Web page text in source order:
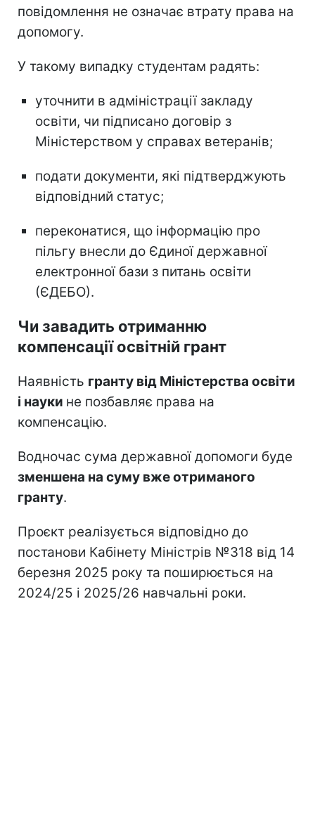
повідомлення не означає втрату права на
допомогу.
У такому випадку студентам радять:
уточнити в адміністрації закладу
освіти, чи підписано договір з
Міністерством у справах ветеранів;
подати документи, які підтверджують
відповідний статус;
переконатися, що інформацію про
пільгу внесли до Єдиної державної
електронної бази з питань освіти
(ЄДЕБО).
Чи завадить отриманню
компенсації освітній грант
Наявність гранту від Міністерства освіти
і науки не позбавляє права на
компенсацію.
Водночас сума державної допомоги буде
зменшена на суму вже отриманого
гранту.
Проєкт реалізується відповідно до
постанови Кабінету Міністрів №318 від 14
березня 2025 року та поширюється на
2024/25 і 2025/26 навчальні роки.